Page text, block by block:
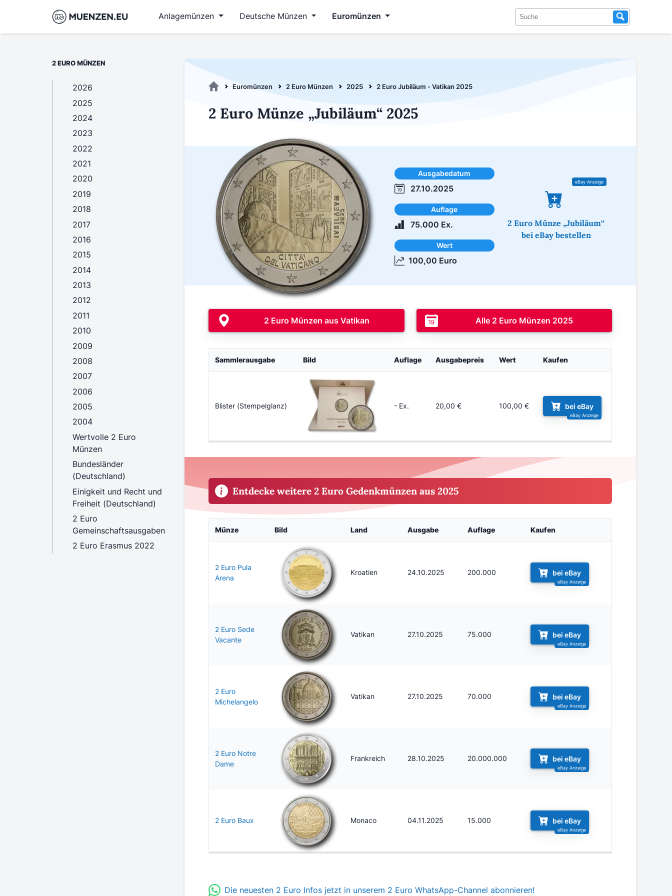
Anlagemünzen Deutsche Münzen Euromünzen
Euromünzen 2 Euro Münzen 2025 2 Euro Jubiläum - Vatikan 2025
2 Euro Münze „Jubiläum“ 2025
Ausgabedatum
27.10.2025
Auflage
75.000 Ex.
Wert
100,00 Euro
2 Euro Münze „Jubiläum“
bei eBay bestellen
2 Euro Münzen aus Vatikan Alle 2 Euro Münzen 2025
Sammlerausgabe Bild Auflage Ausgabepreis Wert Kaufen
Blister (Stempelglanz) - Ex. 20,00 € 100,00 € bei eBay
Entdecke weitere 2 Euro Gedenkmünzen aus 2025
Münze Bild Land Ausgabe Auflage Kaufen
2 Euro Pula
Arena
Kroatien 24.10.2025 200.000 bei eBay
2 Euro Sede
Vacante
Vatikan 27.10.2025 75.000 bei eBay
2 Euro
Michelangelo
Vatikan 27.10.2025 70.000 bei eBay
2 Euro Notre
Dame
Frankreich 28.10.2025 20.000.000 bei eBay
2 Euro Baux Monaco 04.11.2025 15.000 bei eBay
Die neuesten 2 Euro Infos jetzt in unserem 2 Euro WhatsApp-Channel abonnieren!
2 EURO MÜNZEN
2026
2025
2024
2023
2022
2021
2020
2019
2018
2017
2016
2015
2014
2013
2012
2011
2010
2009
2008
2007
2006
2005
2004
Wertvolle 2 Euro
Münzen
Bundesländer
(Deutschland)
Einigkeit und Recht und
Freiheit (Deutschland)
2 Euro
Gemeinschaftsausgaben
2 Euro Erasmus 2022